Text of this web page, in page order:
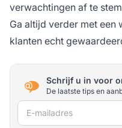
verwachtingen af te
Ga altijd verder met
klanten echt
Schrijf u in voor
De laatste tips en
E-mailadres